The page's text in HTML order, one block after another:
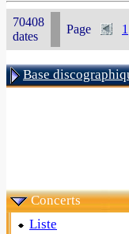
70408
dates
Page 1
Base
Concerts
Liste